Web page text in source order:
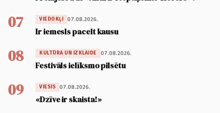
07 VIEDOKĻI 07.08.2026.
Ir iemesls pacelt kausu
08 KULTŪRA UN IZKLAIDE 07.08.2026.
Festivāls ielīksmo pilsētu
09 VIESIS 07.08.2026.
«Dzīve ir skaista!»